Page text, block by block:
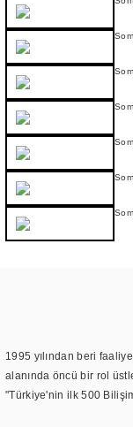
1995 yılından beri
alanında öncü bir rol
"Türkiye'nin ilk 500